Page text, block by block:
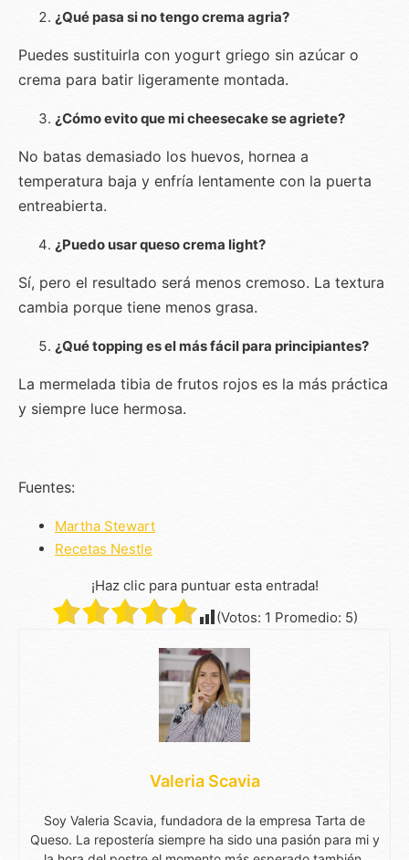
¿Qué pasa si no tengo crema agria?
Puedes sustituirla con yogurt griego sin azúcar o
crema para batir ligeramente montada.
¿Cómo evito que mi cheesecake se agriete?
No batas demasiado los huevos, hornea a
temperatura baja y enfría lentamente con la puerta
entreabierta.
¿Puedo usar queso crema light?
Sí, pero el resultado será menos cremoso. La textura
cambia porque tiene menos grasa.
¿Qué topping es el más fácil para principiantes?
La mermelada tibia de frutos rojos es la más práctica
y siempre luce hermosa.
Fuentes:
Martha Stewart
Recetas Nestle
¡Haz clic para puntuar esta entrada!
(Votos: 1 Promedio: 5)
Valeria Scavia
Soy Valeria Scavia, fundadora de la empresa Tarta de
Queso. La repostería siempre ha sido una pasión para mi y